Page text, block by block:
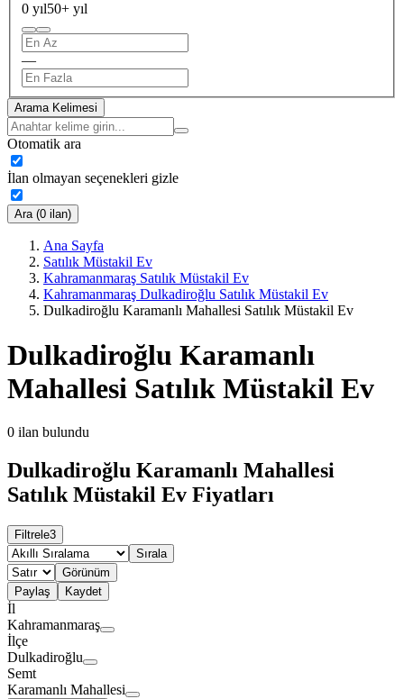
0 yıl50+ yıl
—
Arama Kelimesi
Otomatik ara
İlan olmayan seçenekleri gizle
Ara (0 ilan)
Ana Sayfa
Satılık Müstakil Ev
Kahramanmaraş Satılık Müstakil Ev
Kahramanmaraş Dulkadiroğlu Satılık Müstakil Ev
Dulkadiroğlu Karamanlı Mahallesi Satılık Müstakil Ev
Dulkadiroğlu Karamanlı
Mahallesi Satılık Müstakil Ev
0 ilan bulundu
Dulkadiroğlu Karamanlı Mahallesi
Satılık Müstakil Ev Fiyatları
Filtrele3
Sırala
Görünüm
Paylaş
Kaydet
İl
Kahramanmaraş
İlçe
Dulkadiroğlu
Semt
Karamanlı Mahallesi